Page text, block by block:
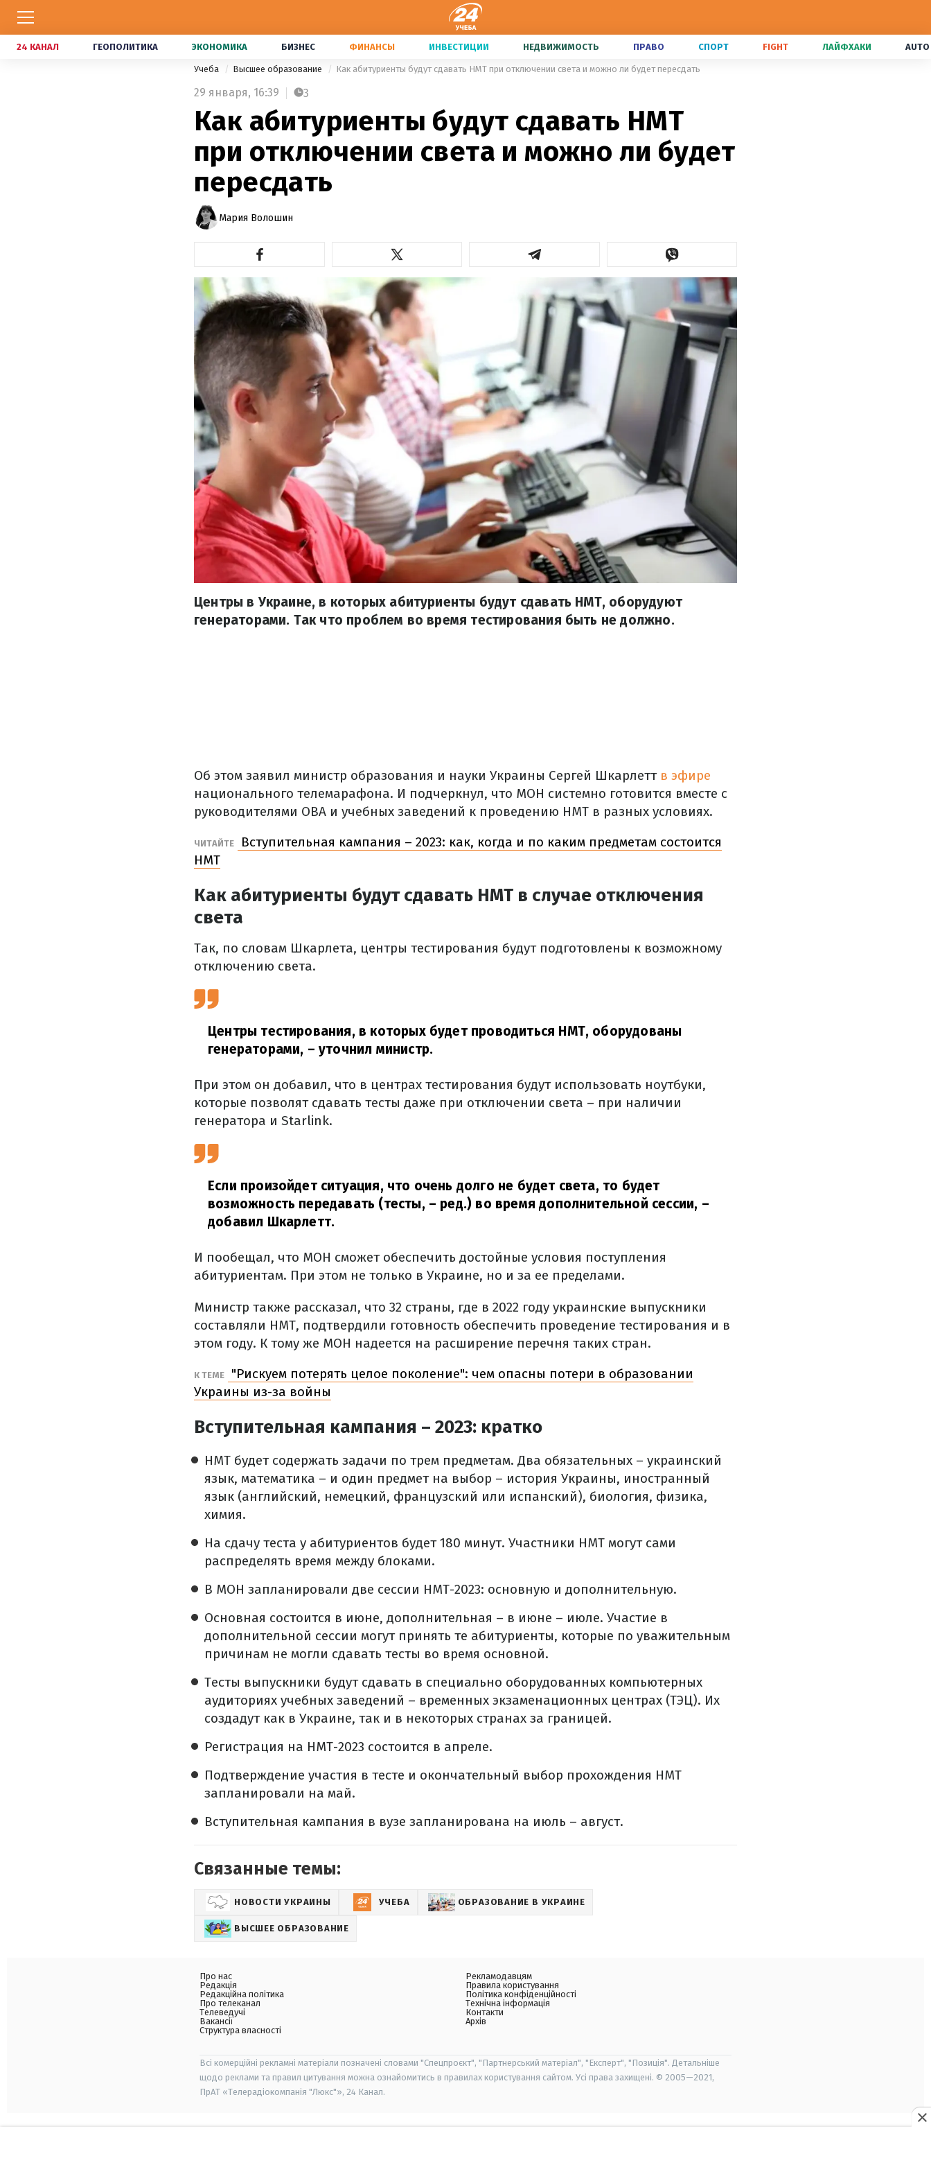
24 КАНАЛ ГЕОПОЛИТИКА ЭКОНОМИКА БИЗНЕС ФИНАНСЫ ИНВЕСТИЦИИ НЕДВИЖИМОСТЬ ПРАВО СПОРТ FIGHT ЛАЙФХАКИ AUTO
Учеба Высшее образование Как абитуриенты будут сдавать НМТ при отключении света и можно ли будет пересдать
29 января, 16:39 3
Как абитуриенты будут сдавать НМТ
при отключении света и можно ли будет
пересдать
Мария Волошин
Центры в Украине, в которых абитуриенты будут сдавать НМТ, оборудуют
генераторами. Так что проблем во время тестирования быть не должно.
Об этом заявил министр образования и науки Украины Сергей Шкарлеттв эфире
национального телемарафона. И подчеркнул, что МОН системно готовится вместе с
руководителями ОВА и учебных заведений к проведению НМТ в разных условиях.
ЧИТАЙТЕ
Вступительная кампания – 2023: как, когда и по каким предметам состоится
НМТ
Как абитуриенты будут сдавать НМТ в случае отключения
света
Так, по словам Шкарлета, центры тестирования будут подготовлены к возможному
отключению света.
Центры тестирования, в которых будет проводиться НМТ, оборудованы
генераторами, – уточнил министр.
При этом он добавил, что в центрах тестирования будут использовать ноутбуки,
которые позволят сдавать тесты даже при отключении света – при наличии
генератора и Starlink.
Если произойдет ситуация, что очень долго не будет света, то будет
возможность передавать (тесты, – ред.) во время дополнительной сессии, –
добавил Шкарлетт.
И пообещал, что МОН сможет обеспечить достойные условия поступления
абитуриентам. При этом не только в Украине, но и за ее пределами.
Министр также рассказал, что 32 страны, где в 2022 году украинские выпускники
составляли НМТ, подтвердили готовность обеспечить проведение тестирования и в
этом году. К тому же МОН надеется на расширение перечня таких стран.
К ТЕМЕ
"Рискуем потерять целое поколение": чем опасны потери в образовании
Украины из-за войны
Вступительная кампания – 2023: кратко
НМТ будет содержать задачи по трем предметам. Два обязательных – украинский
язык, математика – и один предмет на выбор – история Украины, иностранный
язык (английский, немецкий, французский или испанский), биология, физика,
химия.
На сдачу теста у абитуриентов будет 180 минут. Участники НМТ могут сами
распределять время между блоками.
В МОН запланировали две сессии НМТ-2023: основную и дополнительную.
Основная состоится в июне, дополнительная – в июне – июле. Участие в
дополнительной сессии могут принять те абитуриенты, которые по уважительным
причинам не могли сдавать тесты во время основной.
Тесты выпускники будут сдавать в специально оборудованных компьютерных
аудиториях учебных заведений – временных экзаменационных центрах (ТЭЦ). Их
создадут как в Украине, так и в некоторых странах за границей.
Регистрация на НМТ-2023 состоится в апреле.
Подтверждение участия в тесте и окончательный выбор прохождения НМТ
запланировали на май.
Вступительная кампания в вузе запланирована на июль – август.
Связанные темы:
НОВОСТИ УКРАИНЫ УЧЕБА ОБРАЗОВАНИЕ В УКРАИНЕ
ВЫСШЕЕ ОБРАЗОВАНИЕ
Про нас
Редакція
Редакційна політика
Про телеканал
Телеведучі
Вакансії
Структура власності
Рекламодавцям
Правила користування
Політика конфіденційності
Технічна інформація
Контакти
Архів
Всі комерційні рекламні матеріали позначені словами "Спецпроєкт", "Партнерський матеріал", "Експерт", "Позиція". Детальніше
щодо реклами та правил цитування можна ознайомитись в правилах користування сайтом. Усі права захищені. © 2005—2021,
ПрАТ «Телерадіокомпанія "Люкс"», 24 Канал.